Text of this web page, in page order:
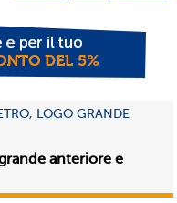
LOGO GRANDE
anteriore e